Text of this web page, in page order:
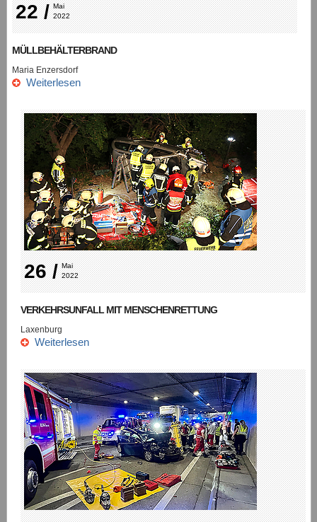
22 / Mai
2022
MÜLLBEHÄLTERBRAND
Maria Enzersdorf
Weiterlesen
26 / Mai
2022
VERKEHRSUNFALL MIT MENSCHENRETTUNG
Laxenburg
Weiterlesen